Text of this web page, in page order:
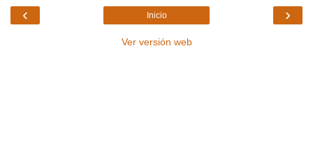
‹ ›
Inicio
Ver versión web